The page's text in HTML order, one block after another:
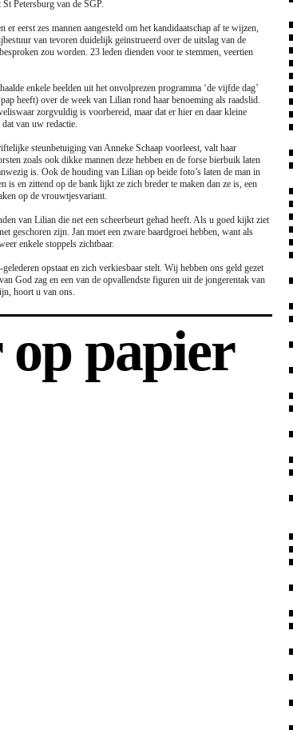
Petersburg van de SGP.
eerst zes mannen aangesteld om het kandidaatschap af te wijzen,
van tevoren duidelijk geïnstrueerd over de uitslag van de
zou worden. 23 leden dienden voor te stemmen, veertien
enkele beelden uit het onvolprezen programma ‘de vijfde dag’
heeft) over de week van Lilian rond haar benoeming als raadslid.
zorgvuldig is voorbereid, maar dat er hier en daar kleine
van uw redactie.
steunbetuiging van Anneke Schaap voorleest, valt haar
zoals ook dikke mannen deze hebben en de forse bierbuik laten
is. Ook de houding van Lilian op beide foto’s laten de man in
is en zittend op de bank lijkt ze zich breder te maken dan ze is, een
op de vrouwtjesvariant.
van Lilian die net een scheerbeurt gehad heeft. Als u goed kijkt ziet
geschoren zijn. Jan moet een zware baardgroei hebben, want als
enkele stoppels zichtbaar.
opstaat en zich verkiesbaar stelt. Wij hebben ons geld gezet
God zag en een van de opvallendste figuren uit de jongerentak van
hoort u van ons.
op papier